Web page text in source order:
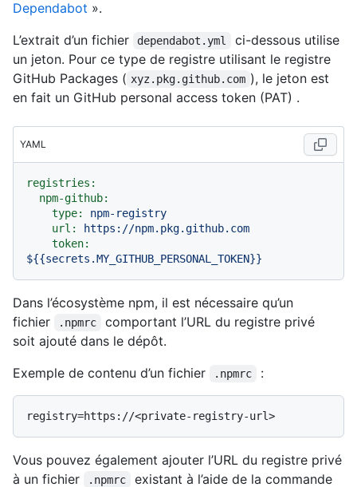
Dependabot ».
L’extrait d’un fichier
dependabot.yml
ci-dessous utilise
un jeton. Pour ce type de registre utilisant le registre
GitHub Packages ( xyz.pkg.github.com ), le jeton est
en fait un GitHub personal access token (PAT) .
YAML
registries:
npm-github:
type:
npm-registry
url:
https://npm.pkg.github.com
token:
${{secrets.MY_GITHUB_PERSONAL_TOKEN}}
Dans l’écosystème npm, il est nécessaire qu’un
fichier
.npmrc
comportant l’URL du registre privé
soit ajouté dans le dépôt.
Exemple de contenu d’un fichier
.npmrc :
Vous pouvez également ajouter l’URL du registre privé
à un fichier
.npmrc
existant à l’aide de la commande